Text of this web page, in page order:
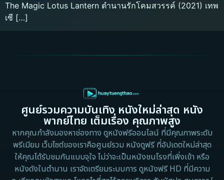
The Magic Lotus Lantern ตำนานรักโคมสวรรค์ (2021) เทพ
เซี […]
ศูนย์รวมความบันเทิง หนังใหม่ล่าสุด หนัง
พากย์ไทย เต็มเรื่อง คุณภาพสูง
หากคุณกำลังมองหาช่องทาง ดูหนังฟรีออนไลน์ ที่มีคุณภาพระดับ
พรีเมียม เว็บไซต์ของเราคือศูนย์รวม หนังดูฟรี ที่อัปเดตใหม่ล่าสุด
ให้คุณได้รับชมกันแบบจุใจ ไม่ว่าจะเป็นหนังชนโรงที่เพิ่งเข้า หรือ
หนังดังในตำนาน เราจัดเตรียมระบบการ ดูหนังฟรี HD ที่มีความ